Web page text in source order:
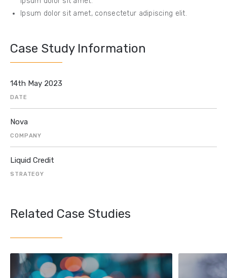
Ipsum dolor sit amet, consectetur adipiscing elit.
Case Study Information
14th May 2023
DATE
Nova
COMPANY
Liquid Credit
STRATEGY
Related Case Studies